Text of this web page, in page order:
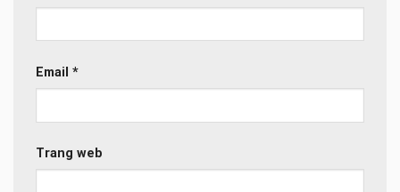
Email *
Trang web